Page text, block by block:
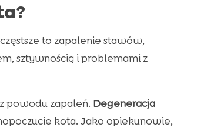
to zapalenie stawów,
sztywnością i problemami z
powodu zapaleń. Degeneracja
kota. Jako opiekunowie,